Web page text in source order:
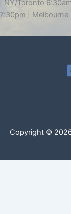
| NY/Toronto
7:30pm | Melbourne
Copyright ©